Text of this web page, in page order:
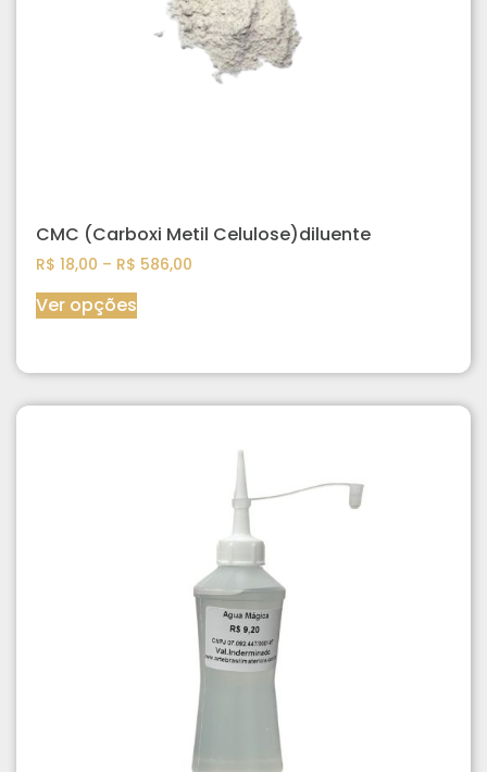
CMC (Carboxi Metil Celulose)diluente
R$ 18,00 – R$ 586,00
Ver opções